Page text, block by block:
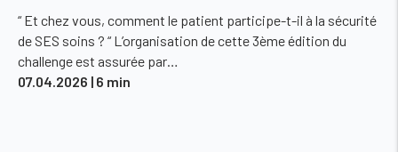
“ Et chez vous, comment le patient participe-t-il à la sécurité
de SES soins ? “ L’organisation de cette 3ème édition du
challenge est assurée par…
07.04.2026 | 6 min